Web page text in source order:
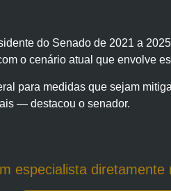
do Senado de 2021 a
o cenário atual que envolve
para medidas que sejam
— destacou o senador.
especialista diretamente